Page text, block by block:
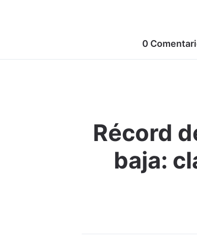
0
Récord
baja: